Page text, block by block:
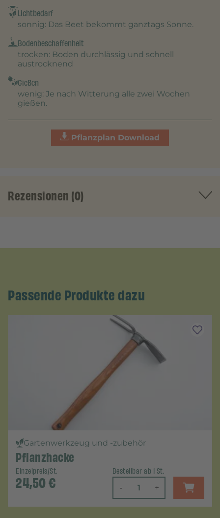
Lichtbedarf
sonnig: Das Beet bekommt ganztags Sonne.
Bodenbeschaffenheit
trocken: Boden durchlässig und schnell
austrocknend
Gießen
wenig: Je nach Witterung alle zwei Wochen
gießen.
Pflanzplan Download
Rezensionen (0)
Passende Produkte dazu
Gartenwerkzeug und -zubehör
Pflanzhacke
Einzelpreis/St.
24,50€
Bestellbar ab 1 St.
- +